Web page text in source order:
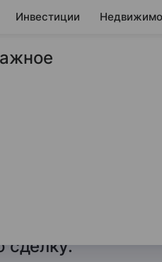
Инвестиции
ипотеку в
сделку.